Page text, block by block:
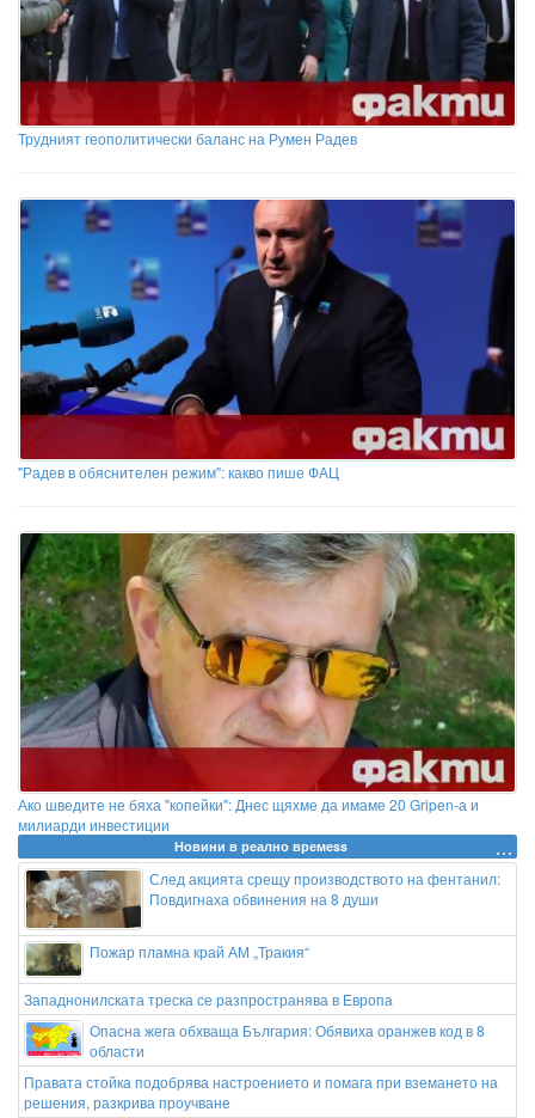
Трудният геополитически баланс на Румен Радев
"Радев в обяснителен режим": какво пише ФАЦ
Ако шведите не бяха "копейки": Днес щяхме да имаме 20 Gripen-а и
милиарди инвестиции
Новини в реално времеss
След акцията срещу производството на фентанил:
Повдигнаха обвинения на 8 души
Пожар пламна край АМ „Тракия“
Западнонилската треска се разпространява в Европа
Опасна жега обхваща България: Обявиха оранжев код в 8
области
Правата стойка подобрява настроението и помага при вземането на
решения, разкрива проучване